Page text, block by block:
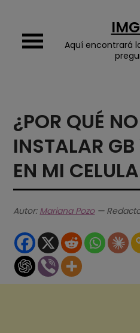
content
Aquí encontrará
¿POR QUÉ
INSTALAR
EN MI
Autor: Mariana Pozo—